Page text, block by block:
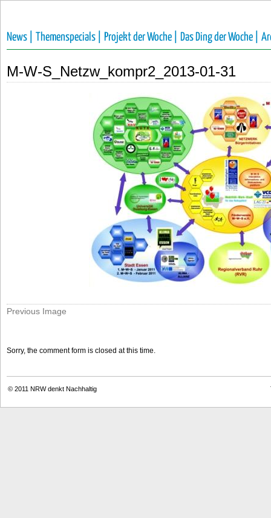
News | Themenspecials | Projekt der Woche | Das Ding der Woche |
M-W-S_Netzw_kompr2_2013-01-31
Previous Image
Sorry, the comment form is closed at this time.
© 2011 NRW denkt Nachhaltig